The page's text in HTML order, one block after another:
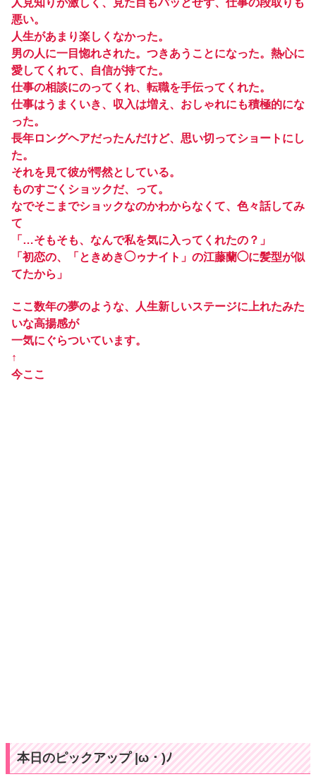
悪い。
人生があまり楽しくなかった。
男の人に一目惚れされた。つきあうことになった。熱心に
愛してくれて、自信が持てた。
仕事の相談にのってくれ、転職を手伝ってくれた。
仕事はうまくいき、収入は増え、おしゃれにも積極的にな
った。
長年ロングヘアだったんだけど、思い切ってショートにし
た。
それを見て彼が愕然としている。
ものすごくショックだ、って。
なでそこまでショックなのかわからなくて、色々話してみ
て
「…そもそも、なんで私を気に入ってくれたの？」
「初恋の、「ときめき◯ゥナイト」の江藤蘭◯に髪型が似
てたから」
ここ数年の夢のような、人生新しいステージに上れたみた
いな高揚感が
一気にぐらついています。
↑
今ここ
本日のピックアップ |ω・)ﾉ